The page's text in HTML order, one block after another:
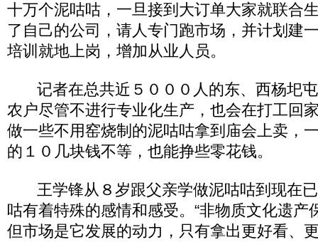
十万个泥咕咕，一旦接到大订单大家就联合
了自己的公司，请人专门跑市场，并计划建
培训就地上岗，增加从业人员。
记者在总共近５０００人的东、西杨圯屯
农户尽管不进行专业化生产，也会在打工回
做一些不用窑烧制的泥咕咕拿到庙会上卖，
的１０几块钱不等，也能挣些零花钱。
王学锋从８岁跟父亲学做泥咕咕到现在已
咕有着特殊的感情和感受。“非物质文化遗产
但市场是它发展的动力，只有拿出更好看、